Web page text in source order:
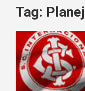
Tag: